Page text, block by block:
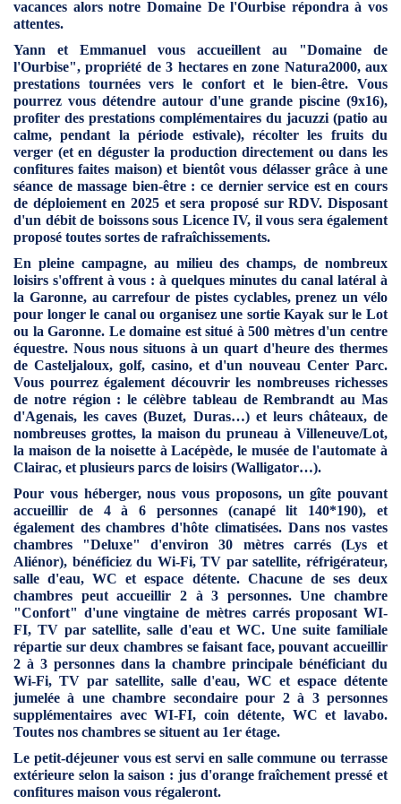
vacances alors notre Domaine De l'Ourbise répondra à vos
attentes.
Yann et Emmanuel vous accueillent au "Domaine de
l'Ourbise", propriété de 3 hectares en zone Natura2000, aux
prestations tournées vers le confort et le bien-être. Vous
pourrez vous détendre autour d'une grande piscine (9x16),
profiter des prestations complémentaires du jacuzzi (patio au
calme, pendant la période estivale), récolter les fruits du
verger (et en déguster la production directement ou dans les
confitures faites maison) et bientôt vous délasser grâce à une
séance de massage bien-être : ce dernier service est en cours
de déploiement en 2025 et sera proposé sur RDV. Disposant
d'un débit de boissons sous Licence IV, il vous sera également
proposé toutes sortes de rafraîchissements.
En pleine campagne, au milieu des champs, de nombreux
loisirs s'offrent à vous : à quelques minutes du canal latéral à
la Garonne, au carrefour de pistes cyclables, prenez un vélo
pour longer le canal ou organisez une sortie Kayak sur le Lot
ou la Garonne. Le domaine est situé à 500 mètres d'un centre
équestre. Nous nous situons à un quart d'heure des thermes
de Casteljaloux, golf, casino, et d'un nouveau Center Parc.
Vous pourrez également découvrir les nombreuses richesses
de notre région : le célèbre tableau de Rembrandt au Mas
d'Agenais, les caves (Buzet, Duras…) et leurs châteaux, de
nombreuses grottes, la maison du pruneau à Villeneuve/Lot,
la maison de la noisette à Lacépède, le musée de l'automate à
Clairac, et plusieurs parcs de loisirs (Walligator…).
Pour vous héberger, nous vous proposons, un gîte pouvant
accueillir de 4 à 6 personnes (canapé lit 140*190), et
également des chambres d'hôte climatisées. Dans nos vastes
chambres "Deluxe" d'environ 30 mètres carrés (Lys et
Aliénor), bénéficiez du Wi-Fi, TV par satellite, réfrigérateur,
salle d'eau, WC et espace détente. Chacune de ses deux
chambres peut accueillir 2 à 3 personnes. Une chambre
"Confort" d'une vingtaine de mètres carrés proposant WI-
FI, TV par satellite, salle d'eau et WC. Une suite familiale
répartie sur deux chambres se faisant face, pouvant accueillir
2 à 3 personnes dans la chambre principale bénéficiant du
Wi-Fi, TV par satellite, salle d'eau, WC et espace détente
jumelée à une chambre secondaire pour 2 à 3 personnes
supplémentaires avec WI-FI, coin détente, WC et lavabo.
Toutes nos chambres se situent au 1er étage.
Le petit-déjeuner vous est servi en salle commune ou terrasse
extérieure selon la saison : jus d'orange fraîchement pressé et
confitures maison vous régaleront.